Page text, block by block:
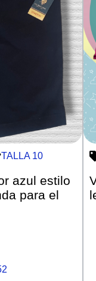
TALLA 10
azul estilo
para el